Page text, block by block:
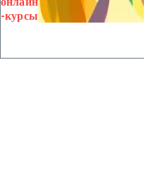
-курсы